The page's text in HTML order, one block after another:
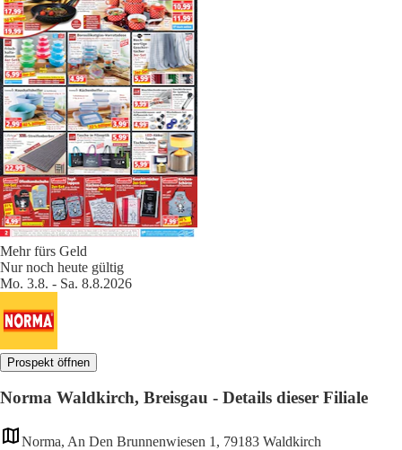
Mehr fürs Geld
Nur noch heute gültig
Mo. 3.8. - Sa. 8.8.2026
Prospekt öffnen
Norma Waldkirch, Breisgau - Details dieser Filiale
Norma, An Den Brunnenwiesen 1, 79183 Waldkirch